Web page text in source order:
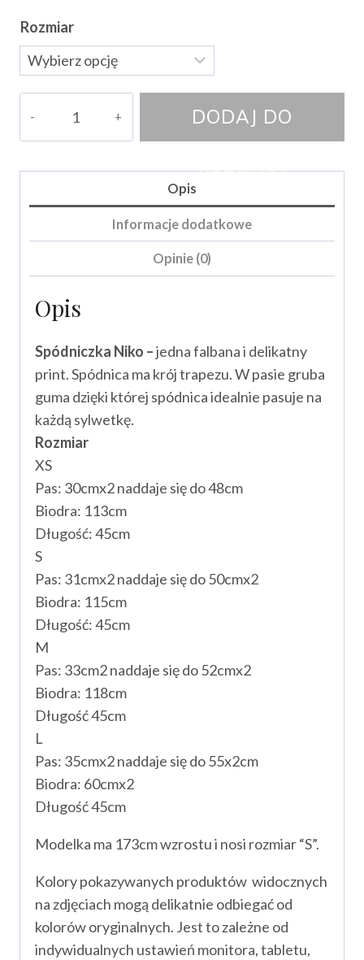
Rozmiar
Spódnica
DODAJ DO
KOSZYKA
Opis
Informacje dodatkowe
Opinie (0)
Opis
Spódniczka Niko –jedna falbana i delikatny
print. Spódnica ma krój trapezu. W pasie gruba
guma dzięki której spódnica idealnie pasuje na
każdą sylwetkę.
Rozmiar
XS
Pas: 30cmx2 naddaje się do 48cm
Biodra: 113cm
Długość: 45cm
S
Pas: 31cmx2 naddaje się do 50cmx2
Biodra: 115cm
Długość: 45cm
M
Pas: 33cm2 naddaje się do 52cmx2
Biodra: 118cm
Długość 45cm
L
Pas: 35cmx2 naddaje się do 55x2cm
Biodra: 60cmx2
Długość 45cm
Modelka ma 173cm wzrostu i nosi rozmiar “S”.
Kolory pokazywanych produktów widocznych
na zdjęciach mogą delikatnie odbiegać od
kolorów oryginalnych. Jest to zależne od
indywidualnych ustawień monitora, tabletu,